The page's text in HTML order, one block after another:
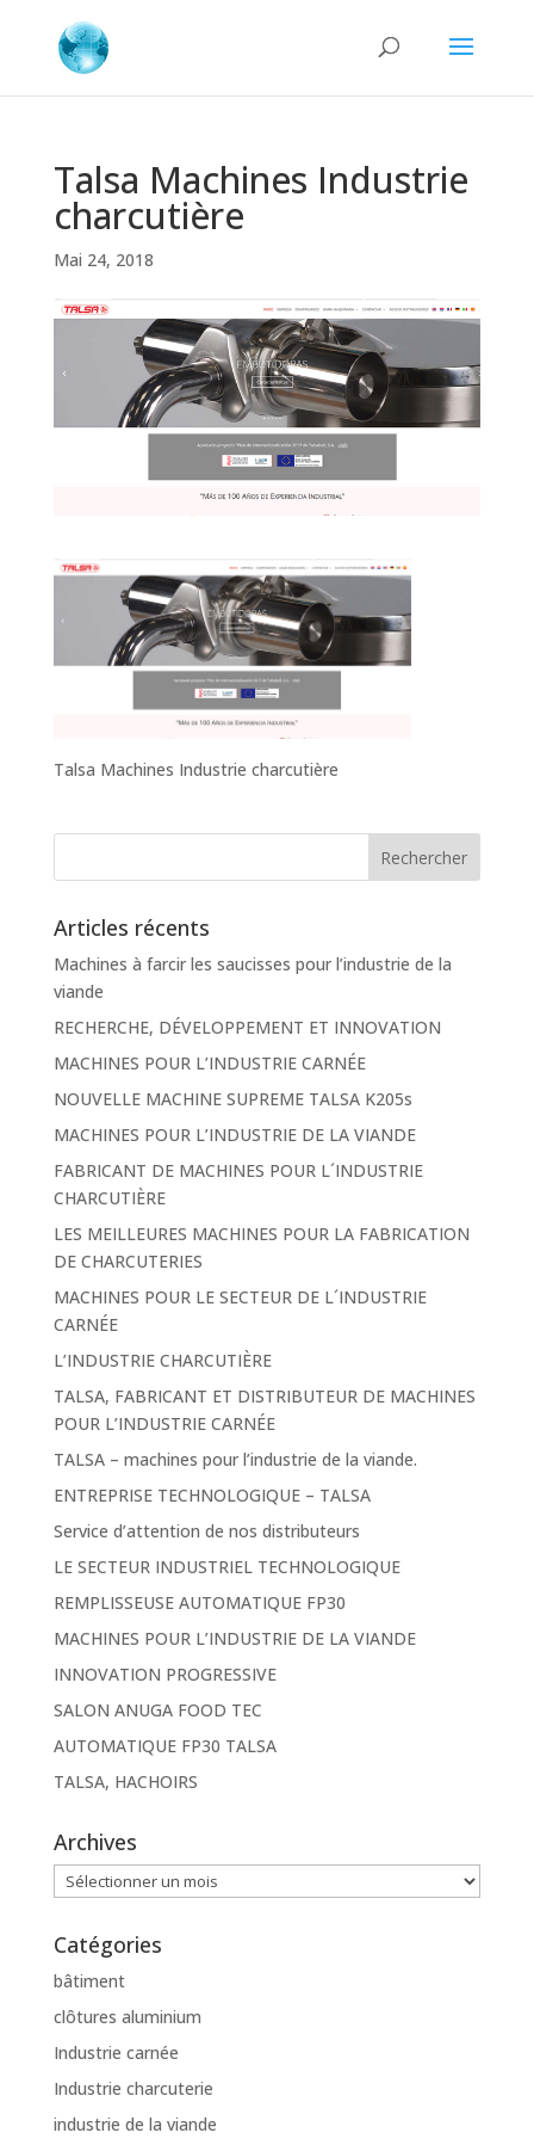
Talsa Machines Industrie
charcutière
Mai 24, 2018
Talsa Machines Industrie charcutière
Articles récents
Machines à farcir les saucisses pour l’industrie de la
viande
RECHERCHE, DÉVELOPPEMENT ET INNOVATION
MACHINES POUR L’INDUSTRIE CARNÉE
NOUVELLE MACHINE SUPREME TALSA K205s
MACHINES POUR L’INDUSTRIE DE LA VIANDE
FABRICANT DE MACHINES POUR L´INDUSTRIE
CHARCUTIÈRE
LES MEILLEURES MACHINES POUR LA FABRICATION
DE CHARCUTERIES
MACHINES POUR LE SECTEUR DE L´INDUSTRIE
CARNÉE
L’INDUSTRIE CHARCUTIÈRE
TALSA, FABRICANT ET DISTRIBUTEUR DE MACHINES
POUR L’INDUSTRIE CARNÉE
TALSA – machines pour l’industrie de la viande.
ENTREPRISE TECHNOLOGIQUE – TALSA
Service d’attention de nos distributeurs
LE SECTEUR INDUSTRIEL TECHNOLOGIQUE
REMPLISSEUSE AUTOMATIQUE FP30
MACHINES POUR L’INDUSTRIE DE LA VIANDE
INNOVATION PROGRESSIVE
SALON ANUGA FOOD TEC
AUTOMATIQUE FP30 TALSA
TALSA, HACHOIRS
Archives
Archives
Catégories
bâtiment
clôtures aluminium
Industrie carnée
Industrie charcuterie
industrie de la viande